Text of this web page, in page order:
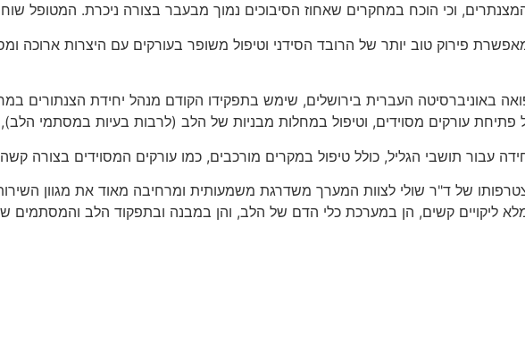
40 פולסים בשנייה מאפשרת פירוק טוב יותר של הרובד הסידני וטיפול משופר בעורקים עם
לימודי רפואה באוניברסיטה העברית בירושלים, שימש בתפקידו הקודם מנהל יחידת
פתיחת עורקים מסוידים, וטיפול במחלות מבניות של הלב (לרבות בעיות במסתמי
עבור תושבי הגליל, כולל טיפול במקרים מורכבים, כמו עורקים המסוידים בצורה
של ד"ר שולי לצוות המערך משדרגת משמעותית ומרחיבה מאוד את מגוון
ליקויים קשים, הן במערכת כלי הדם של הלב, והן במבנה ובתפקוד הלב והמסתמים